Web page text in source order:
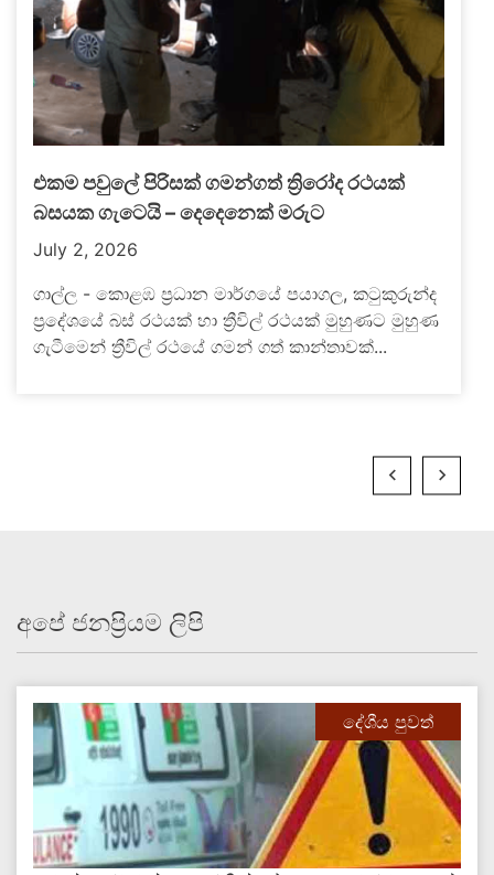
එකම පවුලේ පිරිසක් ගමන්ගත් ත්‍රිරෝද රථයක්
බසයක ගැටෙයි – දෙදෙනෙක් මරුට
July 2, 2026
ගාල්ල - කොළඹ ප්‍රධාන මාර්ගයේ පයාගල, කටුකුරුන්ද
ප්‍රදේශයේ බස් රථයක් හා ත්‍රීවිල් රථයක් මුහුණට මුහුණ
ගැටීමෙන් ත්‍රීවිල් රථයේ ගමන් ගත් කාන්තාවක්...
අපේ ජනප්‍රියම ලිපි
දේශීය පුවත්